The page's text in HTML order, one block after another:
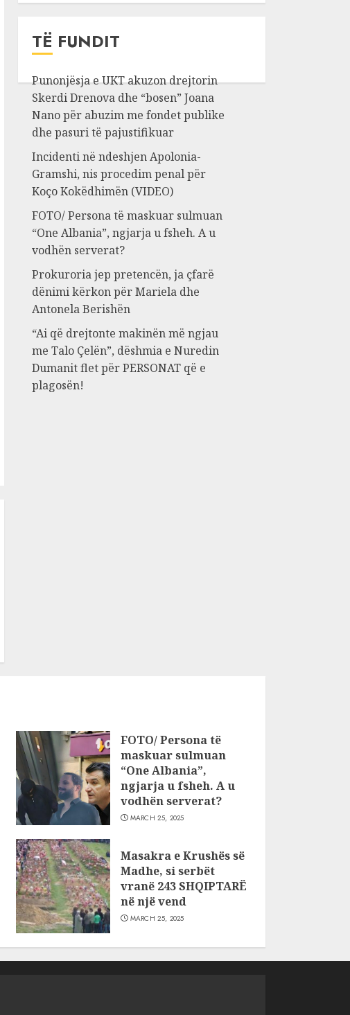
TË FUNDIT
Punonjësja e UKT akuzon drejtorin
Skerdi Drenova dhe “bosen” Joana
Nano për abuzim me fondet publike
dhe pasuri të pajustifikuar
Incidenti në ndeshjen Apolonia-
Gramshi, nis procedim penal për
Koço Kokëdhimën (VIDEO)
FOTO/ Persona të maskuar sulmuan
“One Albania”, ngjarja u fsheh. A u
vodhën serverat?
Prokuroria jep pretencën, ja çfarë
dënimi kërkon për Mariela dhe
Antonela Berishën
“Ai që drejtonte makinën më ngjau
me Talo Çelën”, dëshmia e Nuredin
Dumanit flet për PERSONAT që e
plagosën!
FOTO/ Persona të
maskuar sulmuan
“One Albania”,
ngjarja u fsheh. A u
vodhën serverat?
MARCH 25, 2025
Masakra e Krushës së
Madhe, si serbët
vranë 243 SHQIPTARË
në një vend
MARCH 25, 2025